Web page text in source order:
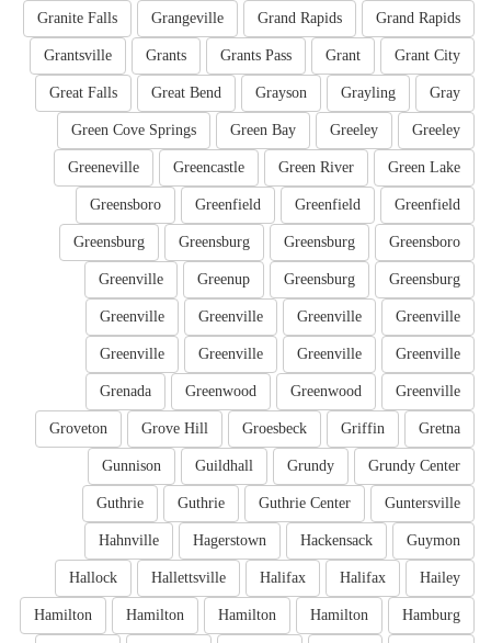
Grand Rapids
Grand Rapids
Grangeville
Granite Falls
Grant City
Grant
Grants Pass
Grants
Grantsville
Gray
Grayling
Grayson
Great Bend
Great Falls
Greeley
Greeley
Green Bay
Green Cove Springs
Green Lake
Green River
Greencastle
Greeneville
Greenfield
Greenfield
Greenfield
Greensboro
Greensboro
Greensburg
Greensburg
Greensburg
Greensburg
Greensburg
Greenup
Greenville
Greenville
Greenville
Greenville
Greenville
Greenville
Greenville
Greenville
Greenville
Greenville
Greenwood
Greenwood
Grenada
Gretna
Griffin
Groesbeck
Grove Hill
Groveton
Grundy Center
Grundy
Guildhall
Gunnison
Guntersville
Guthrie Center
Guthrie
Guthrie
Guymon
Hackensack
Hagerstown
Hahnville
Hailey
Halifax
Halifax
Hallettsville
Hallock
Hamburg
Hamilton
Hamilton
Hamilton
Hamilton